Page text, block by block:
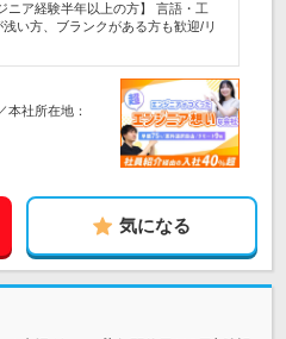
ニア経験半年以上の方】 言語・工
い方、ブランクがある方も歓迎/リ
本社所在地：
気になる